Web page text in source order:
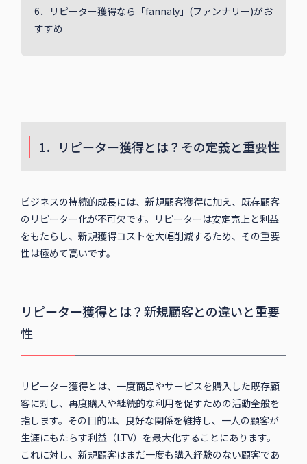
6．リピーター獲得なら「fannaly」(ファンナリー)がお
すすめ
1．リピーター獲得とは？その定義と重要性
ビジネスの持続的成長には、新規顧客獲得に加え、既存顧客
のリピーター化が不可欠です。リピーターは安定売上と利益
をもたらし、新規獲得コストを大幅削減するため、その重要
性は極めて高いです。
リピーター獲得とは？新規顧客との違いと重要
性
リピーター獲得とは、一度商品やサービスを購入した既存顧
客に対し、再度購入や継続的な利用を促すための活動全般を
指します。その目的は、良好な関係を維持し、一人の顧客が
生涯にもたらす利益（LTV）を最大化することにあります。
これに対し、新規顧客はまだ一度も購入経験のない顧客であ